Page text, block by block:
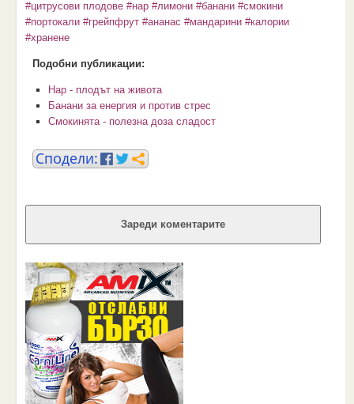
#цитрусови плодове #нар #лимони #банани #смокини
#портокали #грейпфрут #ананас #мандарини #калории
#хранене
Подобни публикации:
Нар - плодът на живота
Банани за енергия и против стрес
Смокинята - полезна доза сладост
Зареди коментарите